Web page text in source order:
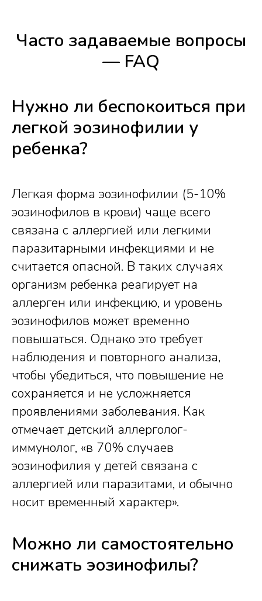
Часто задаваемые вопросы
— FAQ
Нужно ли беспокоиться при
легкой эозинофилии у
ребенка?
Легкая форма эозинофилии (5-10%
эозинофилов в крови) чаще всего
связана с аллергией или легкими
паразитарными инфекциями и не
считается опасной. В таких случаях
организм ребенка реагирует на
аллерген или инфекцию, и уровень
эозинофилов может временно
повышаться. Однако это требует
наблюдения и повторного анализа,
чтобы убедиться, что повышение не
сохраняется и не усложняется
проявлениями заболевания. Как
отмечает детский аллерголог-
иммунолог, «в 70% случаев
эозинофилия у детей связана с
аллергией или паразитами, и обычно
носит временный характер».​
Можно ли самостоятельно
снижать эозинофилы?